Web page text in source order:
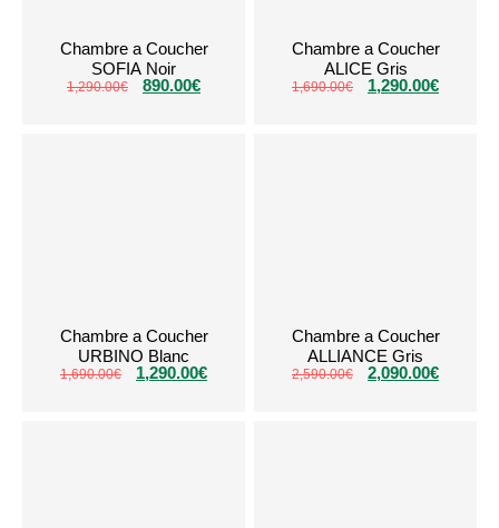
Chambre a Coucher
SOFIA Noir
1,290.00€ 890.00€
Chambre a Coucher
ALICE Gris
1,690.00€ 1,290.00€
Chambre a Coucher
URBINO Blanc
1,690.00€ 1,290.00€
Chambre a Coucher
ALLIANCE Gris
2,590.00€ 2,090.00€